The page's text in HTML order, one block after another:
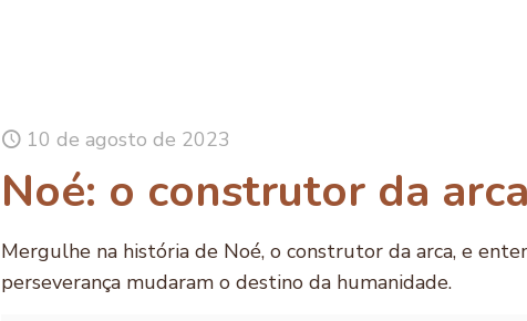
10 de agosto de 2023
Noé: o construtor da arca
Mergulhe na história de Noé, o construtor da arca, e
perseverança mudaram o destino da humanidade.